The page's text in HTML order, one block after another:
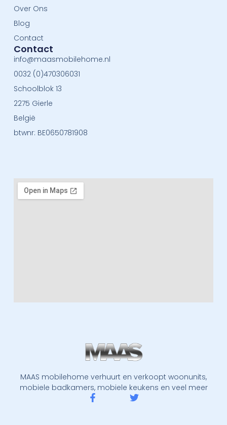
MAAS mobilehome verhuurt en verkoopt woonunits,
mobiele badkamers, mobiele keukens en veel meer
Over Ons
Blog
Contact
Contact
info@maasmobilehome.nl
0032 (0)470306031
Schoolblok 13
2275 Gierle
België
btwnr: BE0650781908